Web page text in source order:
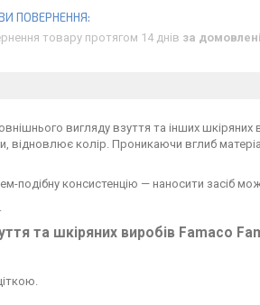
товару протягом 14 днів за
вигляду взуття та інших шкіряних
відновлює колір. Проникаючи вглиб
подібну консистенцію — наносити засіб
та шкіряних виробів Famaco